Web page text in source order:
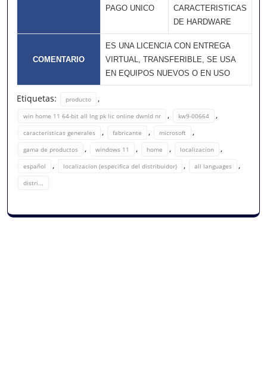
PAGO UNICO
CARACTERISTICAS
DE HARDWARE
COMENTARIO
ES UNA LICENCIA CON ENTREGA
VIRTUAL, TRANSFERIBLE, SE USA
EN EQUIPOS NUEVOS O EN USO
Etiquetas: producto ,
win home 11 64-bit all lng pk lic online dwnld nr , kw9-00664 ,
caracteristicas generales , fabricante , microsoft ,
gama de productos , windows 11 , home , localizacion ,
español , localizacion (especifica del distribuidor) , all languages ,
distri...